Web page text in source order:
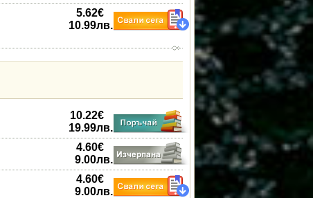
5.62€
10.99лв.
10.22€
19.99лв.
4.60€
9.00лв.
4.60€
9.00лв.